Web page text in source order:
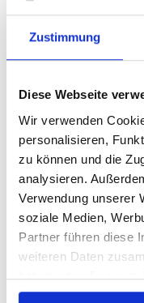
Zustimmung
Diese Webseite
Wir verwenden
personalisieren,
zu können und die
analysieren.
Verwendung unserer
soziale Medien,
Partner führen diese
weiteren Daten
haben oder die sie
gesammelt haben.
Webseiten
Kundenstimmen
Preise
Blog
Termin buchen
Kontakt
WEBSHOP
KMU